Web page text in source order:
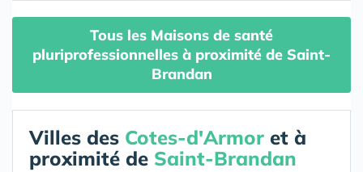
Tous les Maisons de santé
pluriprofessionnelles à proximité de Saint-
Brandan
Villes des Cotes-d'Armor et à
proximité de Saint-Brandan